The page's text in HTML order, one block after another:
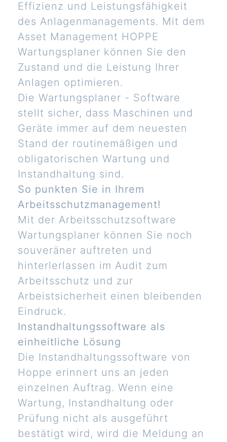
Effizienz und Leistungsfähigkeit
des Anlagenmanagements. Mit dem
Asset Management HOPPE
Wartungsplaner können Sie den
Zustand und die Leistung Ihrer
Anlagen optimieren.
Die Wartungsplaner - Software
stellt sicher, dass Maschinen und
Geräte immer auf dem neuesten
Stand der routinemäßigen und
obligatorischen Wartung und
Instandhaltung sind.
So punkten Sie in Ihrem
Arbeitsschutzmanagement!
Mit der Arbeitsschutzsoftware
Wartungsplaner können Sie noch
souveräner auftreten und
hinterlerlassen im Audit zum
Arbeitsschutz und zur
Arbeistsicherheit einen bleibenden
Eindruck.
Instandhaltungssoftware als
einheitliche Lösung
Die Instandhaltungssoftware von
Hoppe erinnert uns an jeden
einzelnen Auftrag. Wenn eine
Wartung, Instandhaltung oder
Prüfung nicht als ausgeführt
bestätigt wird, wird die Meldung an